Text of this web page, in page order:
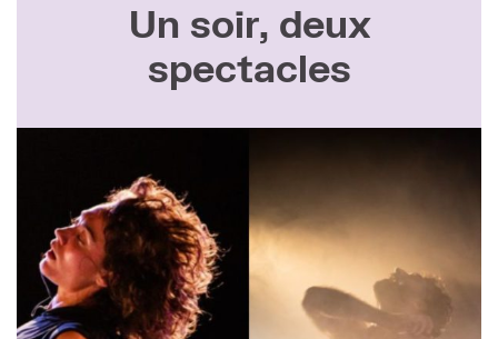
Un soir, deux
spectacles